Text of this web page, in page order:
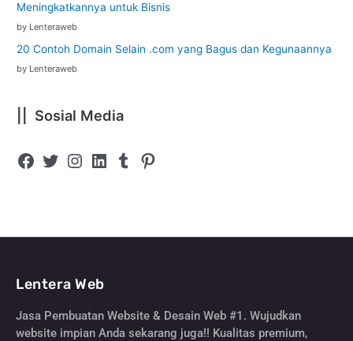
Meningkatkannya untuk Bisnis
by Lenteraweb
20 Contoh Domain Selain .com yang Bagus dan Kegunaannya
by Lenteraweb
|| Sosial Media
Lentera Web
Jasa Pembuatan Website & Desain Web #1. Wujudkan
website impian Anda sekarang juga!! Kualitas premium,